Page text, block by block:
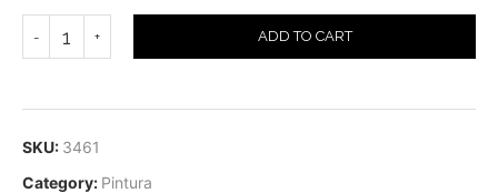
ADD TO CART
SKU: 3461
Category: Pintura